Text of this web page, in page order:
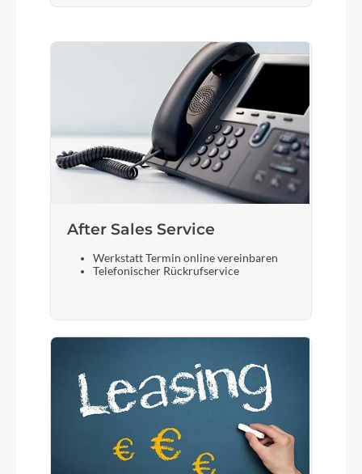
After Sales Service
Werkstatt Termin online vereinbaren
Telefonischer Rückrufservice